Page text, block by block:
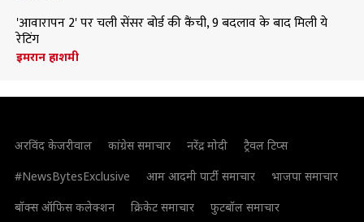
'आवारापन 2' पर चली सेंसर बोर्ड की कैंची, 9 बदलाव के बाद मिली ये
रेटिंग
इमरान हाशमी
अरविंद केजरीवाल कांग्रेस समाचार नरेंद्र मोदी
ट्रैवल टिप्स
#NewsBytesExclusive
आम आदमी पार्टी समाचार
भाजपा समाचार
बॉक्स ऑफिस कलेक्शन
क्रिकेट समाचार
फुटबॉल समाचार